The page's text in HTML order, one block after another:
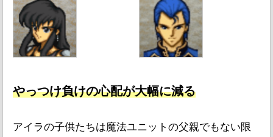
やっつけ負けの心配が大幅に減る
アイラの子供たちは魔法ユニットの父親でもない限